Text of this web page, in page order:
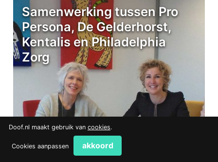
Samenwerking tussen Pro
Persona, De Gelderhorst,
Kentalis en Philadelphia
Zorg
Doof.nl maakt gebruik van cookies.
Cookies aanpassen akkoord